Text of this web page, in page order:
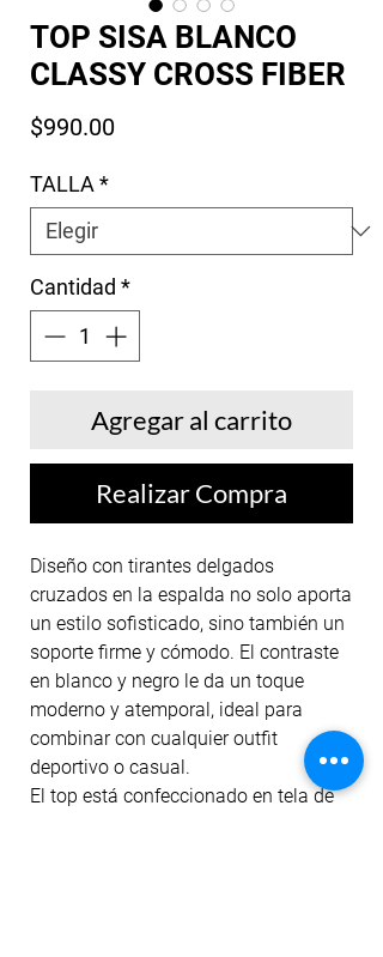
TOP SISA BLANCO
CLASSY CROSS FIBER
$990.00Precio
TALLA *
Cantidad *
Agregar al carrito
Realizar Compra
Diseño con tirantes delgados
cruzados en la espalda no solo aporta
un estilo sofisticado, sino también un
soporte firme y cómodo. El contraste
en blanco y negro le da un toque
moderno y atemporal, ideal para
combinar con cualquier outfit
deportivo o casual.
El top está confeccionado en tela de